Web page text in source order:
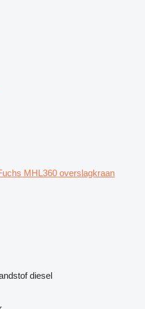
MHL360 overslagkraan
diesel